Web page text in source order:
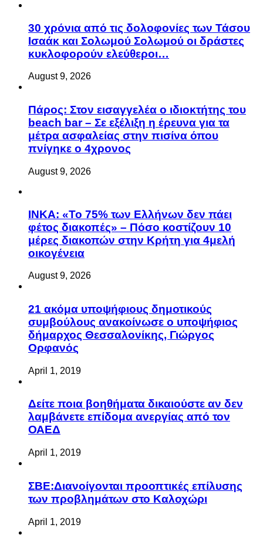
30 χρόνια από τις δολοφονίες των Τάσου
Ισαάκ και Σολωμού Σολωμού οι δράστες
κυκλοφορούν ελεύθεροι…
August 9, 2026
Πάρος: Στον εισαγγελέα ο ιδιοκτήτης του
beach bar – Σε εξέλιξη η έρευνα για τα
μέτρα ασφαλείας στην πισίνα όπου
πνίγηκε ο 4χρονος
August 9, 2026
ΙΝΚΑ: «Το 75% των Ελλήνων δεν πάει
φέτος διακοπές» – Πόσο κοστίζουν 10
μέρες διακοπών στην Κρήτη για 4μελή
οικογένεια
August 9, 2026
21 ακόμα υποψήφιους δημοτικούς
συμβούλους ανακοίνωσε ο υποψήφιος
δήμαρχος Θεσσαλονίκης, Γιώργος
Ορφανός
April 1, 2019
Δείτε ποια βοηθήματα δικαιούστε αν δεν
λαμβάνετε επίδομα ανεργίας από τον
ΟΑΕΔ
April 1, 2019
ΣΒΕ:Διανοίγονται προοπτικές επίλυσης
των προβλημάτων στο Καλοχώρι
April 1, 2019